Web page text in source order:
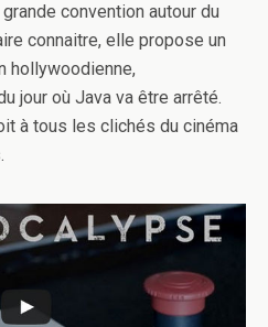
convention autour du
connaitre, elle propose un
hollywoodienne,
jour où Java va être arrêté.
à tous les clichés du cinéma